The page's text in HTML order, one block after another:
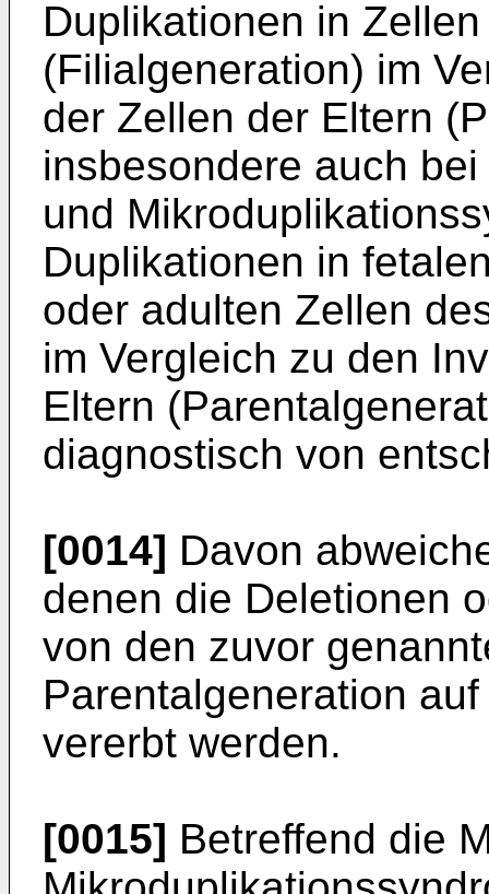
Duplikationen in
(Filialgeneration) im
der Zellen der Eltern
insbesondere auch
und
Duplikationen in
oder adulten Zellen
im Vergleich zu den
Eltern
diagnostisch von
[0014] Davon
denen die Deletionen
von den zuvor
Parentalgeneration
vererbt werden.
[0015] Betreffend die